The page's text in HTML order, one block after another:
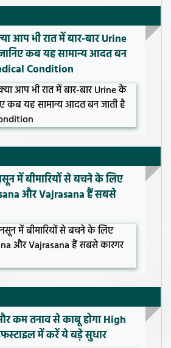
आप भी रात में बार-बार Urine
कब यह सामान्य आदत बन
Condition
में बीमारियों से बचने के लिए
और Vajrasana हैं सबसे
कम तनाव से काबू होगा High
में करें ये बड़े सुधार